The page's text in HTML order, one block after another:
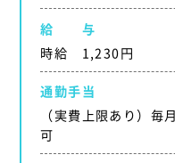
給 与
時給 1,230円
通勤手当
（実費上限あり）
可